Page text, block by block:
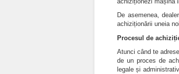
De asemenea,
achiziționării uneia
Procesul de
Atunci când te
de un proces de
legale și